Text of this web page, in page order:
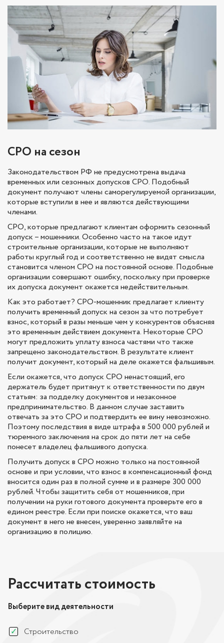
СРО на сезон
Законодательством РФ не предусмотрена выдача
временных или сезонных допусков СРО. Подобный
документ получают члены саморегулируемой организации,
которые вступили в нее и являются действующими
членами.
СРО, которые предлагают клиентам оформить сезонный
допуск – мошенники. Особенно часто на такое идут
строительные организации, которые не выполняют
работы круглый год и соответственно не видят смысла
становится членом СРО на постоянной основе. Подобные
организации совершают ошибку, поскольку при проверке
их допуска документ окажется недействительным.
Как это работает? СРО-мошенник предлагает клиенту
получить временный допуск на сезон за что потребует
взнос, который в разы меньше чем у конкурентов объясняя
это временным действием документа. Некоторые СРО
могут предложить уплату взноса частями что также
запрещено законодательством. В результате клиент
получит документ, который на деле окажется фальшивым.
Если окажется, что допуск СРО ненастоящий, его
держатель будет притянут к ответственности по двум
статьям: за подделку документов и незаконное
предпринимательство. В данном случае заставить
отвечать за это СРО и подтвердить ее вину невозможно.
Поэтому последствия в виде штрафа в 500 000 рублей и
тюремного заключения на срок до пяти лет на себе
понесет владелец фальшивого допуска.
Получить допуск в СРО можно только на постоянной
основе и при условии, что взнос в компенсационный фонд
вносится один раз в полной сумме и в размере 300 000
рублей. Чтобы защитить себя от мошенников, при
получении на руки готового документа проверьте его в
едином реестре. Если при поиске окажется, что ваш
документ в него не внесен, уверенно заявляйте на
организацию в полицию.
Рассчитать стоимость
Выберите вид деятельности
Строительство